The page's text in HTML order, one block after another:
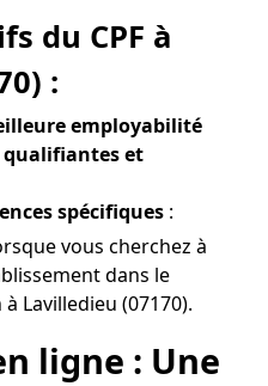
du CPF à
:
employabilité
qualifiantes et
spécifiques :
vous cherchez à
dans le
Lavilledieu (07170).
ligne : Une